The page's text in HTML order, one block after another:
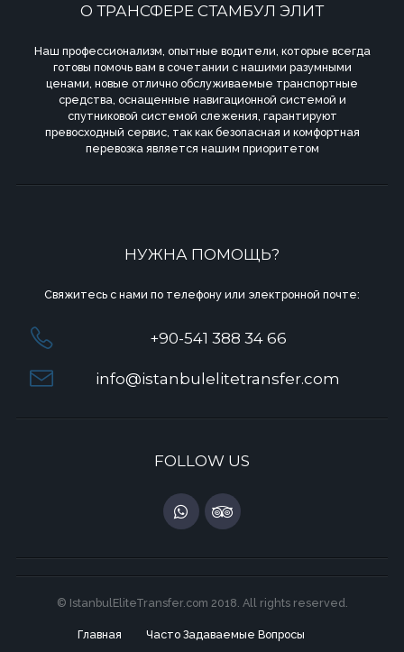
О ТРАНСФЕРЕ СТАМБУЛ ЭЛИТ
Наш профессионализм, опытные водители, которые всегда
готовы помочь вам в сочетании с нашими разумными
ценами, новые отлично обслуживаемые транспортные
средства, оснащенные навигационной системой и
спутниковой системой слежения, гарантируют
превосходный сервис, так как безопасная и комфортная
перевозка является нашим приоритетом
НУЖНА ПОМОЩЬ?
Свяжитесь с нами по телефону или электронной почте:
+90-541 388 34 66
info@istanbulelitetransfer.com
FOLLOW US
© IstanbulEliteTransfer.com 2018. All rights reserved.
Главная Часто Задаваемые Вопросы